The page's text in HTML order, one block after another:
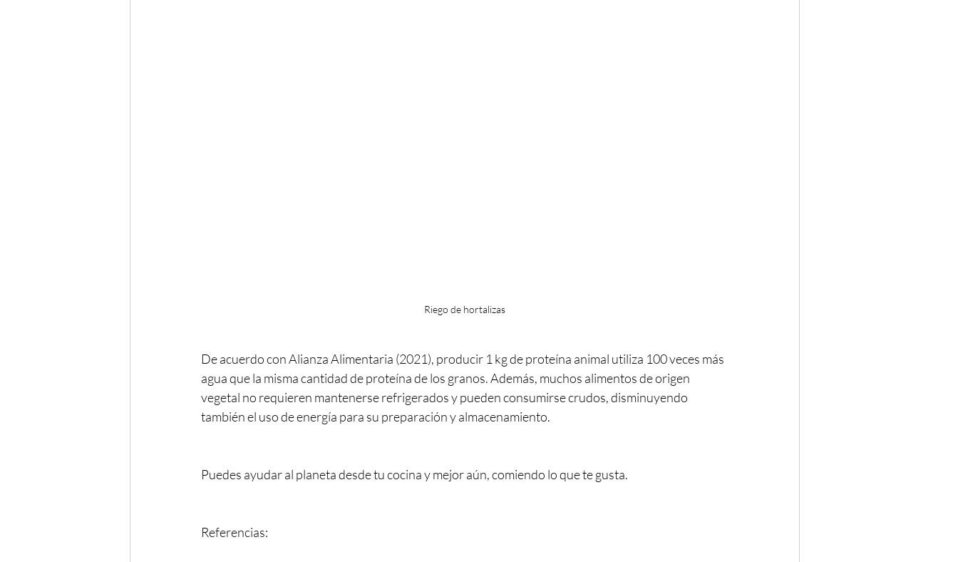
Riego de hortalizas
De acuerdo con Alianza Alimentaria (2021), producir 1 kg de proteína animal utiliza 100 veces más
agua que la misma cantidad de proteína de los granos. Además, muchos alimentos de origen
vegetal no requieren mantenerse refrigerados y pueden consumirse crudos, disminuyendo
también el uso de energía para su preparación y almacenamiento.
Puedes ayudar al planeta desde tu cocina y mejor aún, comiendo lo que te gusta.
Referencias: